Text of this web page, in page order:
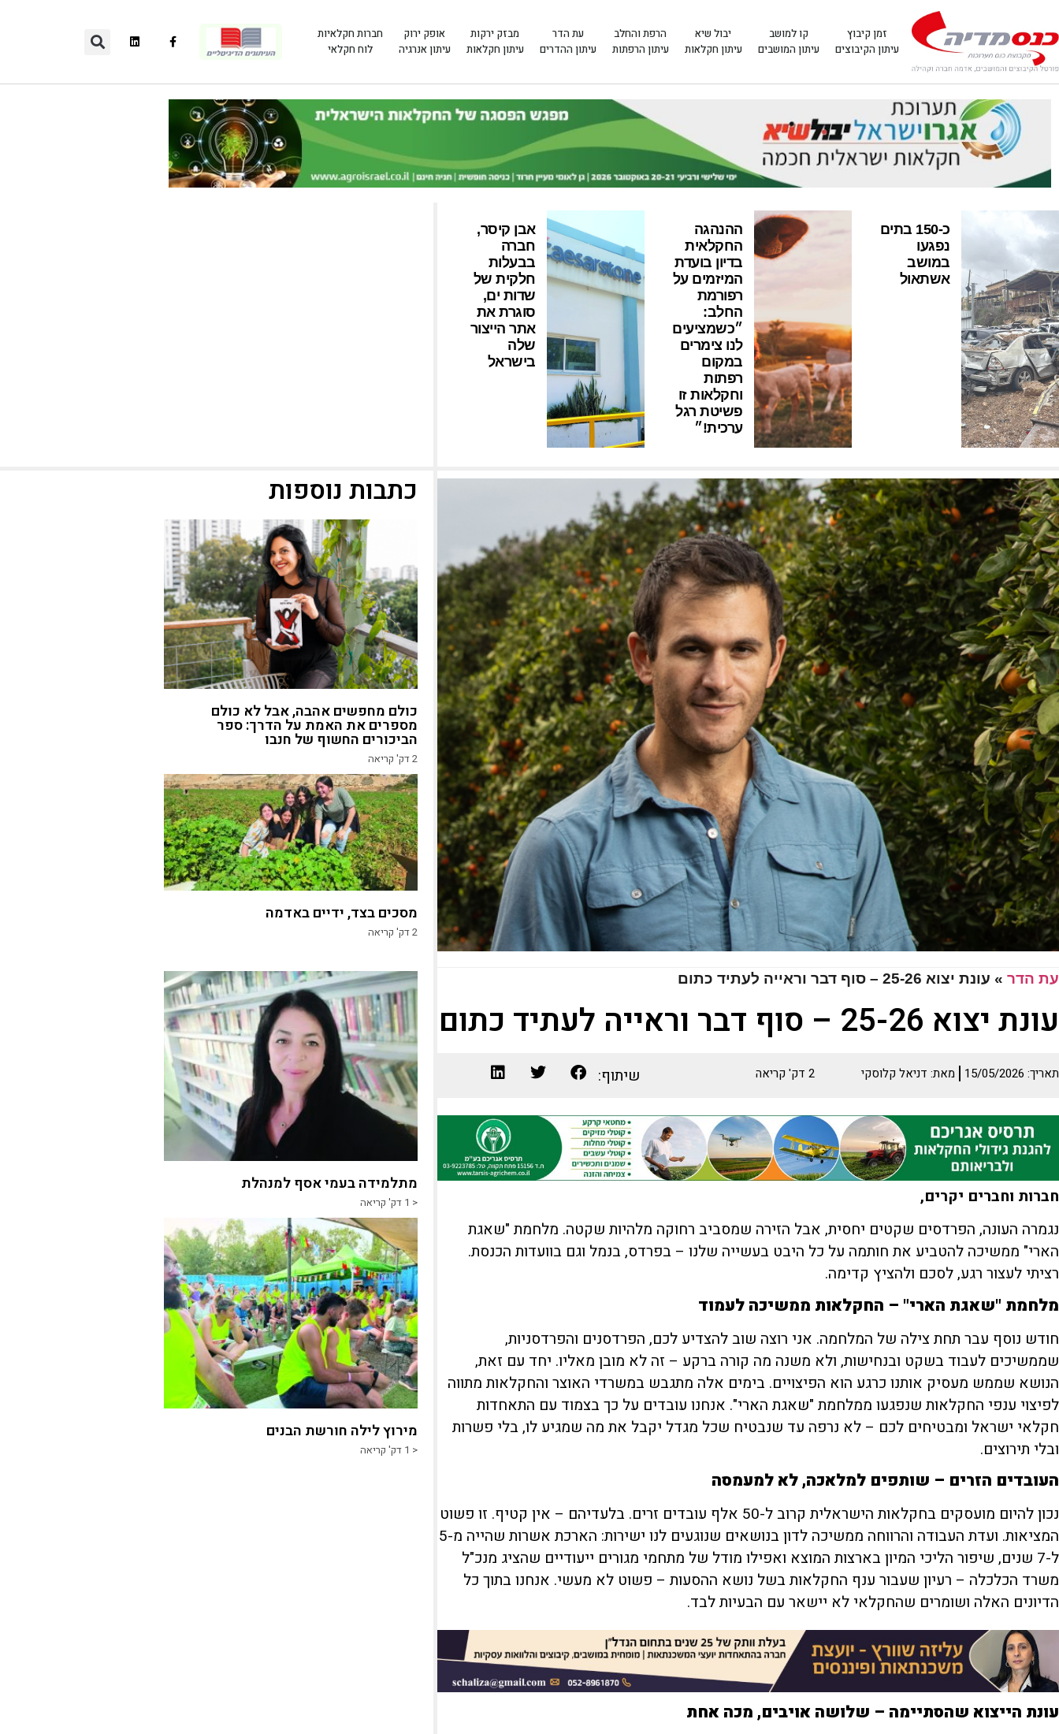
זמן קיבוץ
עיתון הקיבוצים
קו למושב
עיתון המושבים
יבול שיא
עיתון חקלאות
הרפת והחלב
עיתון הרפתות
עת הדר
עיתון ההדרים
מבזק ירקות
עיתון חקלאות
אופק ירוק
עיתון אנרגיה
חברות חקלאיות
לוח חקלאי
כ-150 בתים
נפגעו
במושב
אשתאול
ההנהגה
החקלאית
בדיון בועדת
המיזמים על
רפורמת
החלב:
״כשמציעים
לנו צימרים
במקום
רפתות
וחקלאות זו
פשיטת רגל
ערכית!״
אבן קיסר,
חברה
בבעלות
חלקית של
שדות ים,
סוגרת את
אתר הייצור
שלה
בישראל
עת הדר » עונת יצוא 25-26 – סוף דבר וראייה לעתיד כתום
עונת יצוא 25-26 – סוף דבר וראייה לעתיד כתום
תאריך: 15/05/2026 מאת: דניאל קלוסקי 2 דק' קריאה שיתוף:
חברות וחברים יקרים,
נגמרה העונה, הפרדסים שקטים יחסית, אבל הזירה שמסביב רחוקה מלהיות שקטה. מלחמת "שאגת
הארי" ממשיכה להטביע את חותמה על כל היבט בעשייה שלנו – בפרדס, בנמל וגם בוועדות הכנסת.
רציתי לעצור רגע, לסכם ולהציץ קדימה.
מלחמת "שאגת הארי" – החקלאות ממשיכה לעמוד
חודש נוסף עבר תחת צילה של המלחמה. אני רוצה שוב להצדיע לכם, הפרדסנים והפרדסניות,
שממשיכים לעבוד בשקט ובנחישות, ולא משנה מה קורה ברקע – זה לא מובן מאליו. יחד עם זאת,
הנושא שממש מעסיק אותנו כרגע הוא הפיצויים. בימים אלה מתגבש במשרדי האוצר והחקלאות מתווה
לפיצוי ענפי החקלאות שנפגעו ממלחמת "שאגת הארי". אנחנו עובדים על כך בצמוד עם התאחדות
חקלאי ישראל ומבטיחים לכם – לא נרפה עד שנבטיח שכל מגדל יקבל את מה שמגיע לו, בלי פשרות
ובלי תירוצים.
העובדים הזרים – שותפים למלאכה, לא למעמסה
נכון להיום מועסקים בחקלאות הישראלית קרוב ל-50 אלף עובדים זרים. בלעדיהם – אין קטיף. זו פשוט
המציאות. ועדת העבודה והרווחה ממשיכה לדון בנושאים שנוגעים לנו ישירות: הארכת אשרות שהייה מ-5
ל-7 שנים, שיפור הליכי המיון בארצות המוצא ואפילו מודל של מתחמי מגורים ייעודיים שהציג מנכ"ל
משרד הכלכלה – רעיון שעבור ענף החקלאות בשל נושא ההסעות – פשוט לא מעשי. אנחנו בתוך כל
הדיונים האלה ושומרים שהחקלאי לא יישאר עם הבעיות לבד.
עונת הייצוא שהסתיימה – שלושה אויבים, מכה אחת
כתבות נוספות
כולם מחפשים אהבה, אבל לא כולם
מספרים את האמת על הדרך: ספר
הביכורים החשוף של חנבו
2דק' קריאה
מסכים בצד, ידיים באדמה
2דק' קריאה
מתלמידה בעמי אסף למנהלת
< 1 דק' קריאה
מירוץ לילה חורשת הבנים
< 1 דק' קריאה